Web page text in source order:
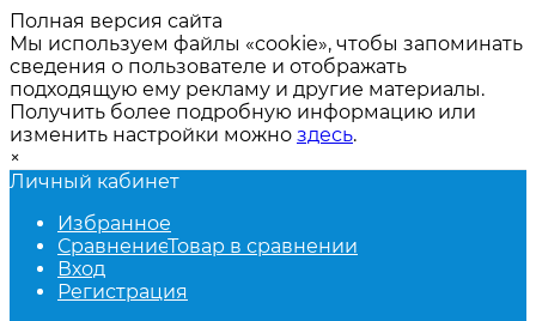
Полная версия сайта
Мы используем файлы «cookie», чтобы запоминать
сведения о пользователе и отображать
подходящую ему рекламу и другие материалы.
Получить более подробную информацию или
изменить настройки можно здесь.
×
Личный кабинет
Избранное
СравнениеТовар в сравнении
Вход
Регистрация